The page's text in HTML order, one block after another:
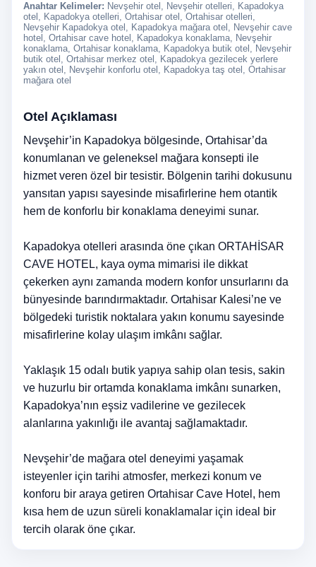
Anahtar Kelimeler: Nevşehir otel, Nevşehir otelleri, Kapadokya
otel, Kapadokya otelleri, Ortahisar otel, Ortahisar otelleri,
Nevşehir Kapadokya otel, Kapadokya mağara otel, Nevşehir cave
hotel, Ortahisar cave hotel, Kapadokya konaklama, Nevşehir
konaklama, Ortahisar konaklama, Kapadokya butik otel, Nevşehir
butik otel, Ortahisar merkez otel, Kapadokya gezilecek yerlere
yakın otel, Nevşehir konforlu otel, Kapadokya taş otel, Ortahisar
mağara otel
Otel Açıklaması
Nevşehir’in Kapadokya bölgesinde, Ortahisar’da
konumlanan ve geleneksel mağara konsepti ile
hizmet veren özel bir tesistir. Bölgenin tarihi dokusunu
yansıtan yapısı sayesinde misafirlerine hem otantik
hem de konforlu bir konaklama deneyimi sunar.
Kapadokya otelleri arasında öne çıkan ORTAHİSAR
CAVE HOTEL, kaya oyma mimarisi ile dikkat
çekerken aynı zamanda modern konfor unsurlarını da
bünyesinde barındırmaktadır. Ortahisar Kalesi’ne ve
bölgedeki turistik noktalara yakın konumu sayesinde
misafirlerine kolay ulaşım imkânı sağlar.
Yaklaşık 15 odalı butik yapıya sahip olan tesis, sakin
ve huzurlu bir ortamda konaklama imkânı sunarken,
Kapadokya’nın eşsiz vadilerine ve gezilecek
alanlarına yakınlığı ile avantaj sağlamaktadır.
Nevşehir’de mağara otel deneyimi yaşamak
isteyenler için tarihi atmosfer, merkezi konum ve
konforu bir araya getiren Ortahisar Cave Hotel, hem
kısa hem de uzun süreli konaklamalar için ideal bir
tercih olarak öne çıkar.